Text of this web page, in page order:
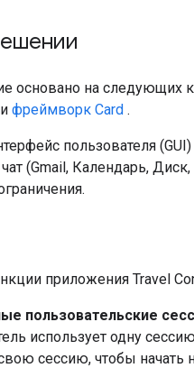
основано на следующих
фреймворк Card .
пользователя
(Gmail, Календарь,
приложения Travel
пользовательские
использует одну
сессию, чтобы начать